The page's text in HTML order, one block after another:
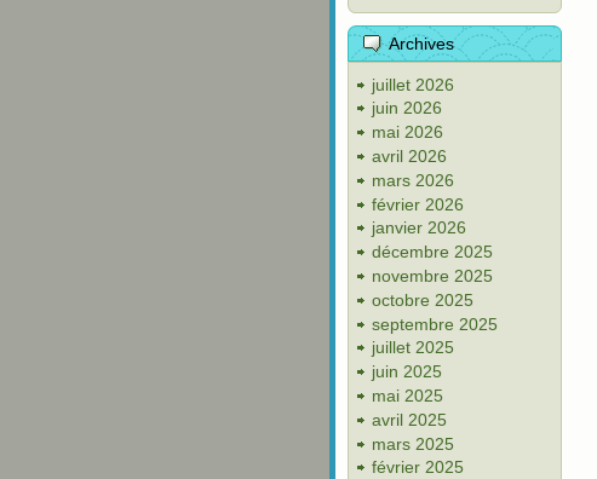
Archives
juillet 2026
juin 2026
mai 2026
avril 2026
mars 2026
février 2026
janvier 2026
décembre 2025
novembre 2025
octobre 2025
septembre 2025
juillet 2025
juin 2025
mai 2025
avril 2025
mars 2025
février 2025